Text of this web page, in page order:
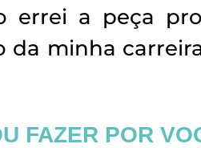
a peça
minha
FAZER POR